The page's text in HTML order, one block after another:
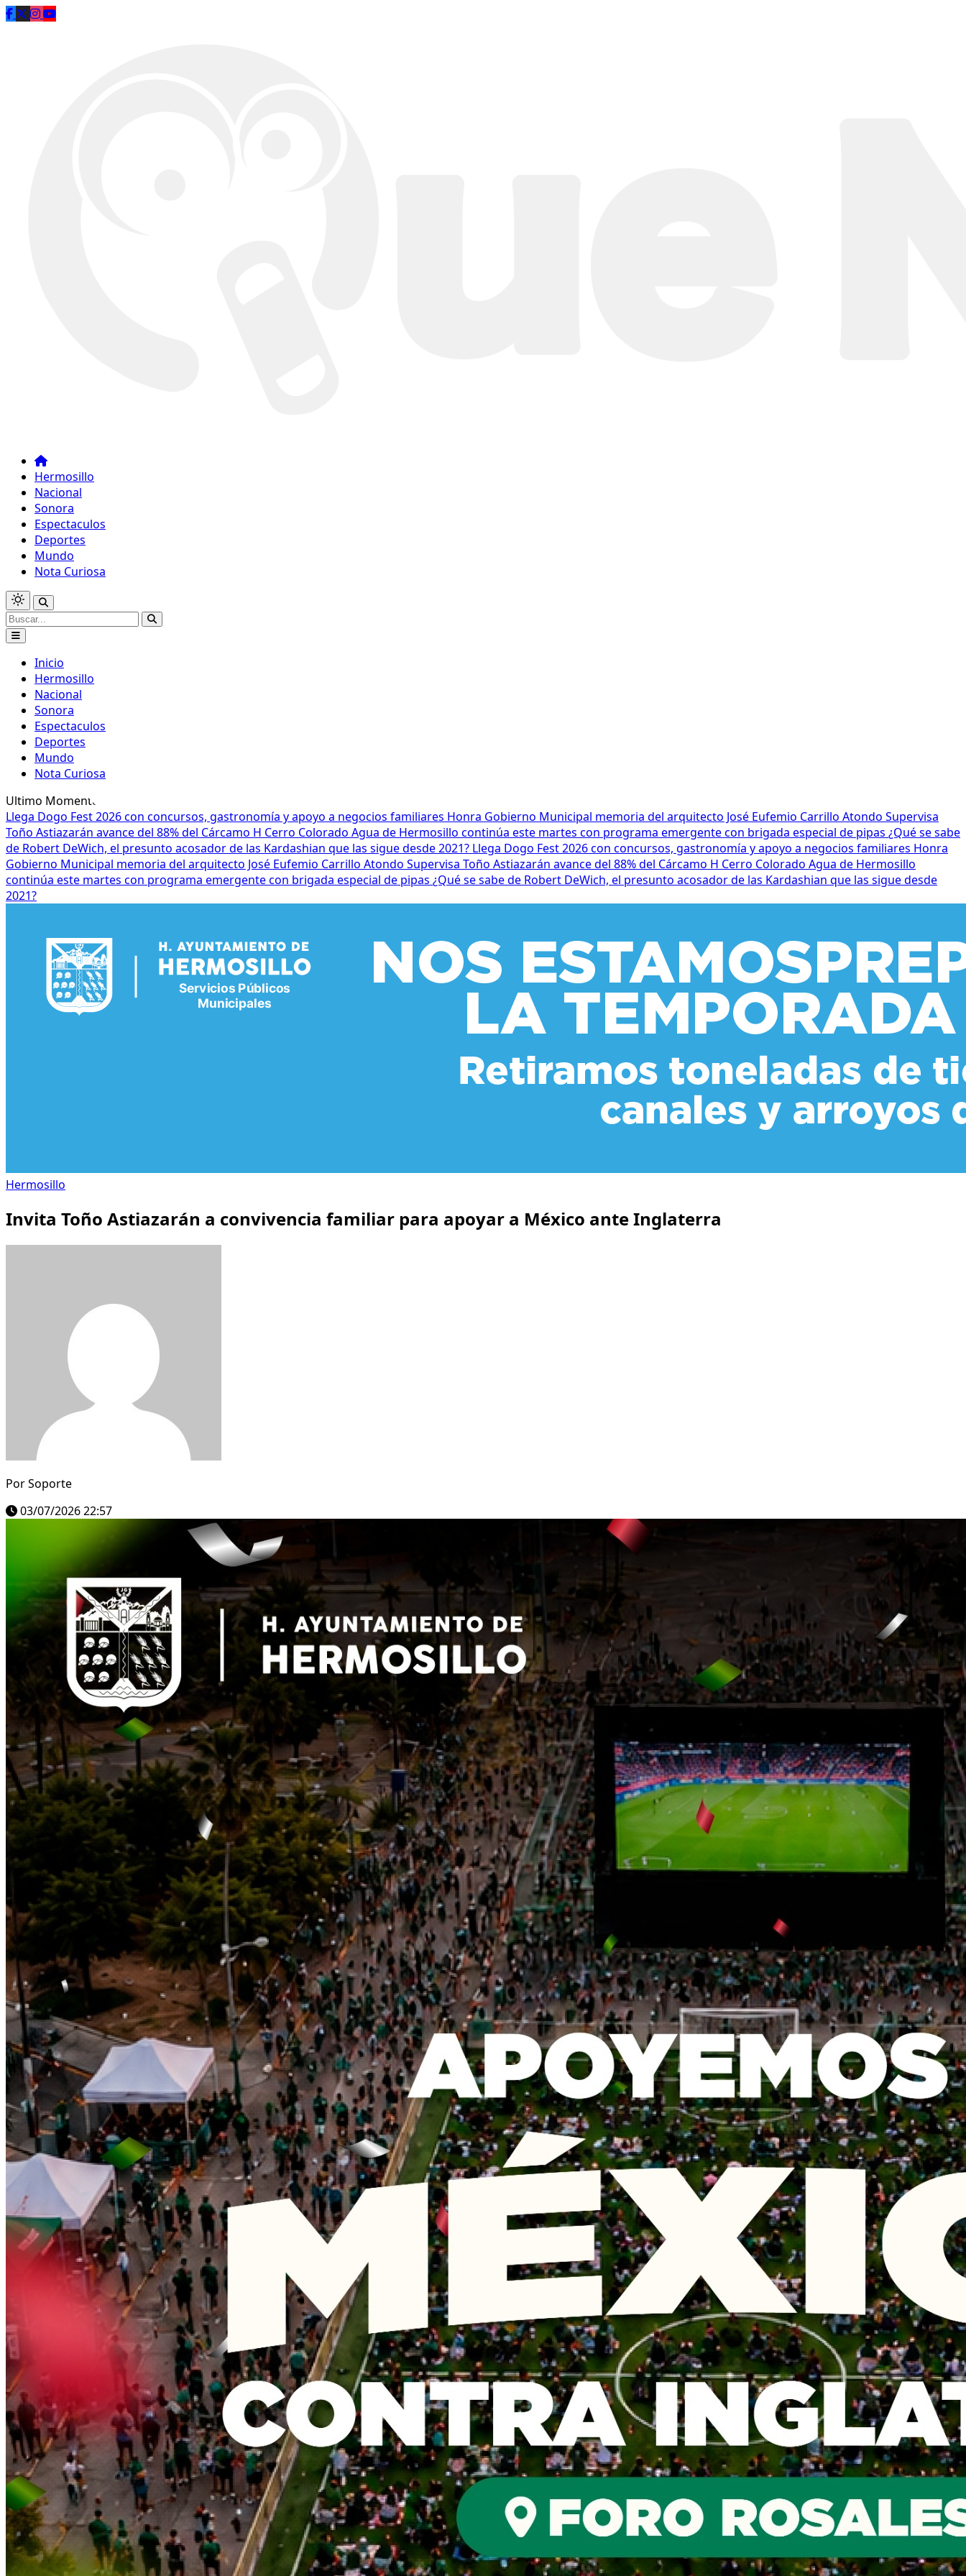
Saltar al contenido
Hermosillo
Nacional
Sonora
Espectaculos
Deportes
Mundo
Nota Curiosa
Inicio
Hermosillo
Nacional
Sonora
Espectaculos
Deportes
Mundo
Nota Curiosa
Ultimo Momento
Llega Dogo Fest 2026 con concursos, gastronomía y apoyo a negocios familiares Honra Gobierno Municipal memoria del arquitecto José Eufemio Carrillo Atondo Supervisa
Toño Astiazarán avance del 88% del Cárcamo H Cerro Colorado Agua de Hermosillo continúa este martes con programa emergente con brigada especial de pipas ¿Qué se sabe
de Robert DeWich, el presunto acosador de las Kardashian que las sigue desde 2021? Llega Dogo Fest 2026 con concursos, gastronomía y apoyo a negocios familiares Honra
Gobierno Municipal memoria del arquitecto José Eufemio Carrillo Atondo Supervisa Toño Astiazarán avance del 88% del Cárcamo H Cerro Colorado Agua de Hermosillo
continúa este martes con programa emergente con brigada especial de pipas ¿Qué se sabe de Robert DeWich, el presunto acosador de las Kardashian que las sigue desde
2021?
Hermosillo
Invita Toño Astiazarán a convivencia familiar para apoyar a México ante Inglaterra
PorSoporte
03/07/2026 22:57